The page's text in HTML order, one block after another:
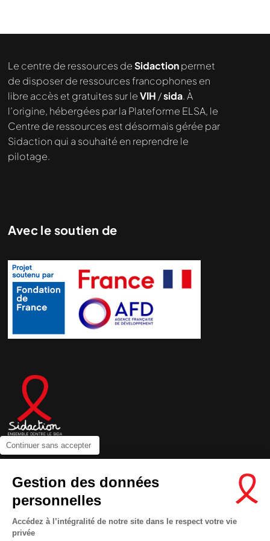
Continuer sans accepter
Gestion des données
personnelles
Accédez à l’intégralité de notre site dans le respect votre vie
privée
Nous cherchons le contenu
Le centre de ressources deSidactionpermet
de disposer de ressources francophones en
libre accès et gratuites sur leVIH /sida. À
l’origine, hébergées par la Plateforme ELSA, le
Centre de ressources est désormais gérée par
Sidaction qui a souhaité en reprendre le
pilotage.
Avec le soutien de
Newsletter
Nous suivre sur les réseaux :